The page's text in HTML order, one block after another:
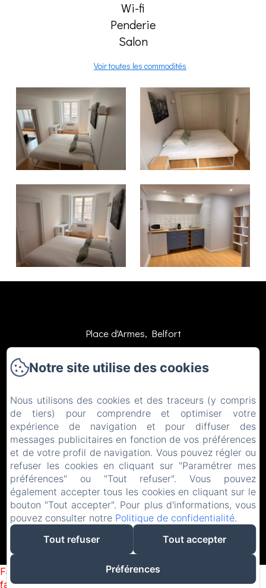
Wi-fi
Penderie
Salon
Voir toutes les commodités
Place d'Armes, Belfort
Accueil
Logements
Restaurant
Contact
EN
FR ES IT DE ZH-CN
Failed to load BookingEngine/index: Loading chunk 1322
failed. (missing:
Notre site utilise des cookies
Nous utilisons des cookies et des traceurs (y compris
de tiers) pour comprendre et optimiser votre
expérience de navigation et pour diffuser des
messages publicitaires en fonction de vos préférences
et de votre profil de navigation. Vous pouvez régler ou
refuser les cookies en cliquant sur "Paramétrer mes
préférences" ou "Tout refuser". Vous pouvez
également accepter tous les cookies en cliquant sur le
bouton "Tout accepter". Pour plus d'informations, vous
pouvez consulter notre Politique de confidentialité.
Tout refuser
Tout accepter
Préférences